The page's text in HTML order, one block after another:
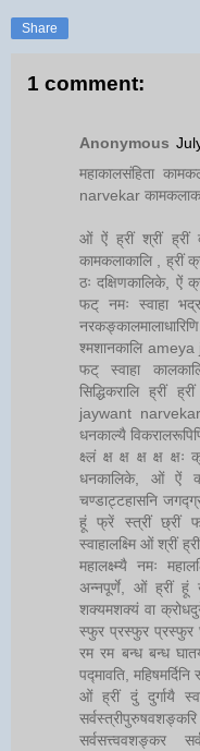
Share
1 comment:
Anonymous
महाकालसंहिता
narvekar
ओं ऐं ह्रीं श्रीं ह्रीं
कामकलाकालि , ह्रीं
ठः दक्षिणकालिके, ऐं
फट् नमः स्वाहा
श्मशानकालि
फट् स्वाहा
सिद्धिकरालि ह्रीं
jaywant
धनकाल्यै विकरालरूपिणि
क्ष्लं क्ष क्ष क्ष क्ष
धनकालिके, ओं ऐं
चण्डाट्टहासनि
हूं फ्रें स्त्रीं छ्रीं
स्वाहालक्ष्मि ओं श्रीं
महालक्ष्म्यै नमः
अन्नपूर्णे, ओं ह्रीं हूं
शक्यमशक्यं वा
स्फुर प्रस्फुर
रम रम बन्ध बन्ध
पद्मावति, महिषमर्दिनि
ओं ह्रीं दुं दुर्गायै
सर्वसत्त्ववशङ्कर